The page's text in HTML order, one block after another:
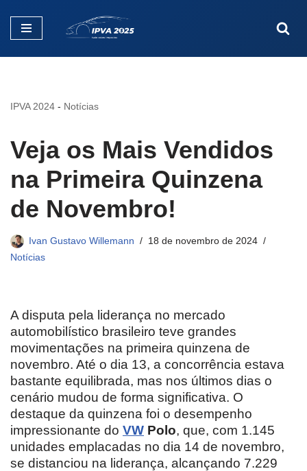
Pular
IPVA 2024 - Notícias
Veja os Mais Vendidos
na Primeira Quinzena
de Novembro!
Ivan Gustavo Willemann
18 de novembro de 2024
Notícias
A disputa pela liderança no mercado
automobilístico brasileiro teve grandes
movimentações na primeira quinzena de
novembro. Até o dia 13, a concorrência estava
bastante equilibrada, mas nos últimos dias o
cenário mudou de forma significativa. O
destaque da quinzena foi o desempenho
impressionante do VW Polo, que, com 1.145
unidades emplacadas no dia 14 de novembro,
se distanciou na liderança, alcançando 7.229